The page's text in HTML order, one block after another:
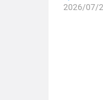
2026/07/